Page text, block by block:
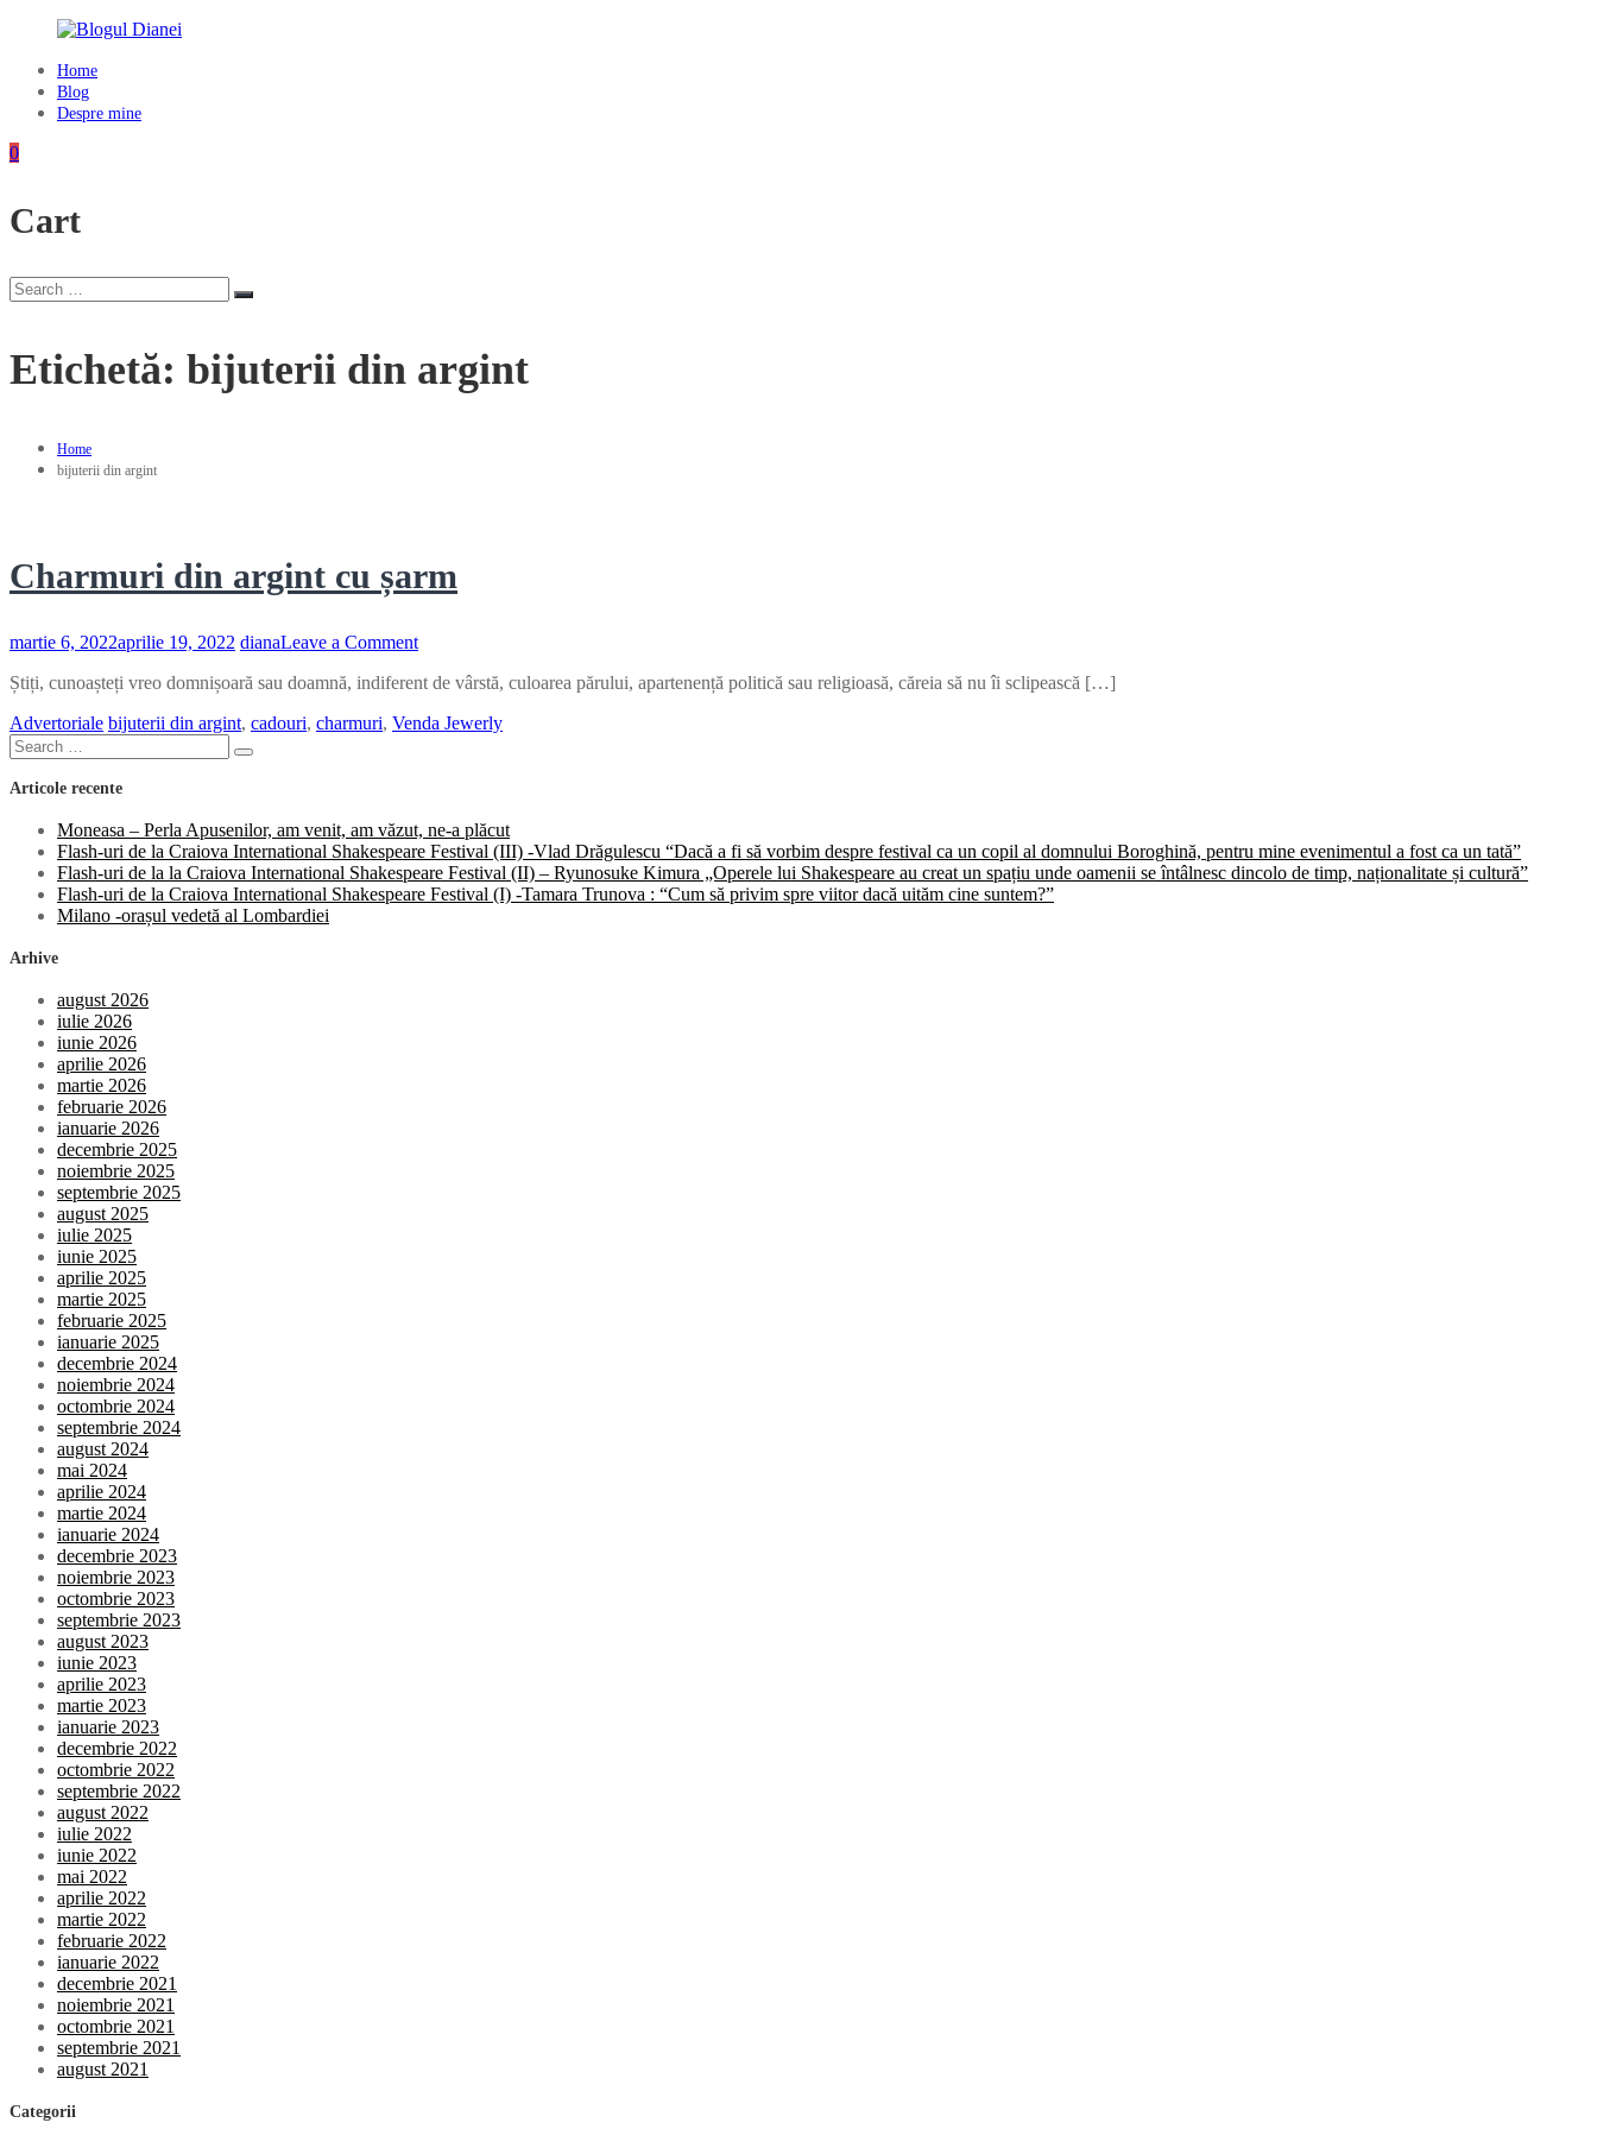
content
Blogul
Dianei
Blognotes
călătorii
și
finețuri
Home
Blog
Despre mine
0
Cart
Search
for:
Search
Etichetă: bijuterii din argint
Home
bijuterii din argint
Charmuri din argint cu șarm
martie 6, 2022aprilie 19, 2022 dianaLeave a Commenton
din
cu
Știți, cunoașteți vreo domnișoară sau doamnă, indiferent de vârstă, culoarea părului, apartenență politică sau religioasă, căreia să nu îi sclipească […]
Advertoriale bijuterii din argint, cadouri, charmuri, Venda Jewerly
Search
for:
Search
Articole recente
Moneasa – Perla Apusenilor, am venit, am văzut, ne-a plăcut
Flash-uri de la Craiova International Shakespeare Festival (III) -Vlad Drăgulescu “Dacă a fi să vorbim despre festival ca un copil al domnului Boroghină, pentru mine evenimentul a fost ca un tată”
Flash-uri de la la Craiova International Shakespeare Festival (II) – Ryunosuke Kimura „Operele lui Shakespeare au creat un spațiu unde oamenii se întâlnesc dincolo de timp, naționalitate și cultură”
Flash-uri de la Craiova International Shakespeare Festival (I) -Tamara Trunova : “Cum să privim spre viitor dacă uităm cine suntem?”
Milano -orașul vedetă al Lombardiei
Arhive
august 2026
iulie 2026
iunie 2026
aprilie 2026
martie 2026
februarie 2026
ianuarie 2026
decembrie 2025
noiembrie 2025
septembrie 2025
august 2025
iulie 2025
iunie 2025
aprilie 2025
martie 2025
februarie 2025
ianuarie 2025
decembrie 2024
noiembrie 2024
octombrie 2024
septembrie 2024
august 2024
mai 2024
aprilie 2024
martie 2024
ianuarie 2024
decembrie 2023
noiembrie 2023
octombrie 2023
septembrie 2023
august 2023
iunie 2023
aprilie 2023
martie 2023
ianuarie 2023
decembrie 2022
octombrie 2022
septembrie 2022
august 2022
iulie 2022
iunie 2022
mai 2022
aprilie 2022
martie 2022
februarie 2022
ianuarie 2022
decembrie 2021
noiembrie 2021
octombrie 2021
septembrie 2021
august 2021
Categorii